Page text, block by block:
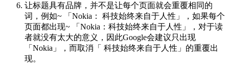
让标题具有品牌，并不是让每个页面就会重覆相同的
词，例如~ 「Nokia： 科技始终来自于人性」，如果每个
页面都出现~ 「Nokia：科技始终来自于人性」，对于读
者就没有太大的意义，因此Google会建议只出现
「Nokia」，而取消「 科技始终来自于人性」的重覆出
现。